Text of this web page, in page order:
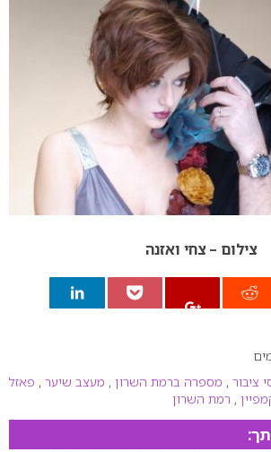
צילום – צחי ואזנה
ציבור , מספרה ברמת השרון , מעצב שיער , פאזל
, רמת השרון